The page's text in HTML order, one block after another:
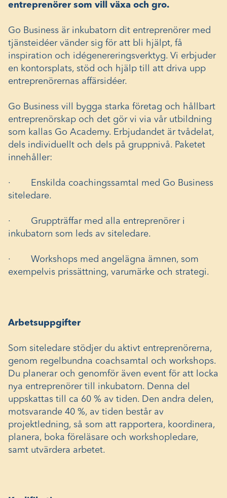
entreprenörer som vill växa och gro.
Go Business är inkubatorn dit entreprenörer med
tjänsteidéer vänder sig för att bli hjälpt, få
inspiration och idégenereringsverktyg. Vi erbjuder
en kontorsplats, stöd och hjälp till att driva upp
entreprenörernas affärsidéer.
Go Business vill bygga starka företag och hållbart
entreprenörskap och det gör vi via vår utbildning
som kallas Go Academy. Erbjudandet är tvådelat,
dels individuellt och dels på gruppnivå. Paketet
innehåller:
· Enskilda coachingssamtal med Go Business
siteledare.
· Gruppträffar med alla entreprenörer i
inkubatorn som leds av siteledare.
· Workshops med angelägna ämnen, som
exempelvis prissättning, varumärke och strategi.
Arbetsuppgifter
Som siteledare stödjer du aktivt entreprenörerna,
genom regelbundna coachsamtal och workshops.
Du planerar och genomför även event för att locka
nya entreprenörer till inkubatorn. Denna del
uppskattas till ca 60 % av tiden. Den andra delen,
motsvarande 40 %, av tiden består av
projektledning, så som att rapportera, koordinera,
planera, boka föreläsare och workshopledare,
samt utvärdera arbetet.